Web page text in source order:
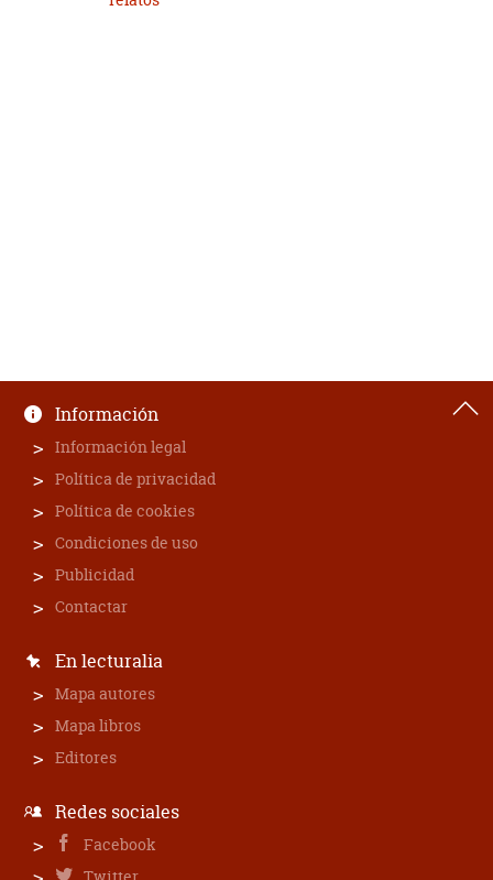
Información
Información legal
Política de privacidad
Política de cookies
Condiciones de uso
Publicidad
Contactar
En lecturalia
Mapa autores
Mapa libros
Editores
Redes sociales
Facebook